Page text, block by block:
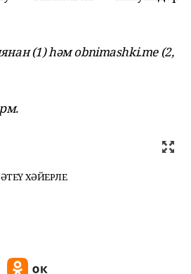
(1) һәм obnimashki.me (2,
ХӘЙЕРЛЕ